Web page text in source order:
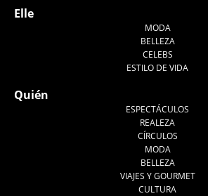
Elle
MODA
BELLEZA
CELEBS
ESTILO DE VIDA
Quién
ESPECTÁCULOS
REALEZA
CÍRCULOS
MODA
BELLEZA
VIAJES Y GOURMET
CULTURA